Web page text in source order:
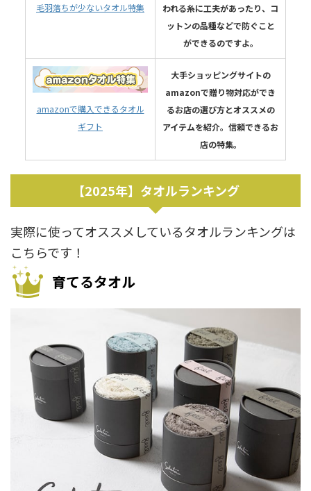
毛羽落ちが少ないタオル特集
われる糸に工夫があったり、コ
ットンの品種などで防ぐこと
ができるのですよ。
amazonで購入できるタオル
ギフト
大手ショッピングサイトの
amazonで贈り物対応ができ
るお店の選び方とオススメの
アイテムを紹介。信頼できるお
店の特集。
【2025年】タオルランキング
実際に使ってオススメしているタオルランキングは
こちらです！
育てるタオル